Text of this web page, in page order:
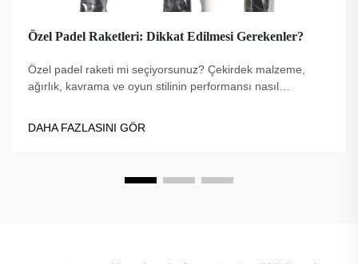
Özel Padel Raketleri: Dikkat Edilmesi Gerekenler?
Özel padel raketi mi seçiyorsunuz? Çekirdek malzeme,
ağırlık, kavrama ve oyun stilinin performansı nasıl
iyi ipuçlarını hemen inceleyin.
DAHA FAZLASINI GÖR